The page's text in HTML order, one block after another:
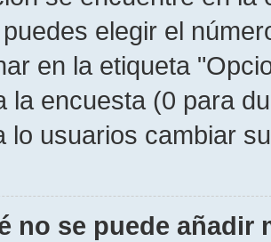
elegir el
en la etiqueta
la encuesta (0 para
lo usuarios cambiar
no se puede añadir